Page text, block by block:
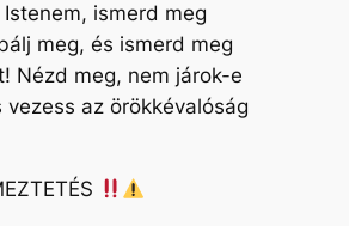
Istenem, ismerd meg
meg, és ismerd meg
Nézd meg, nem járok-e
az örökkévalóság